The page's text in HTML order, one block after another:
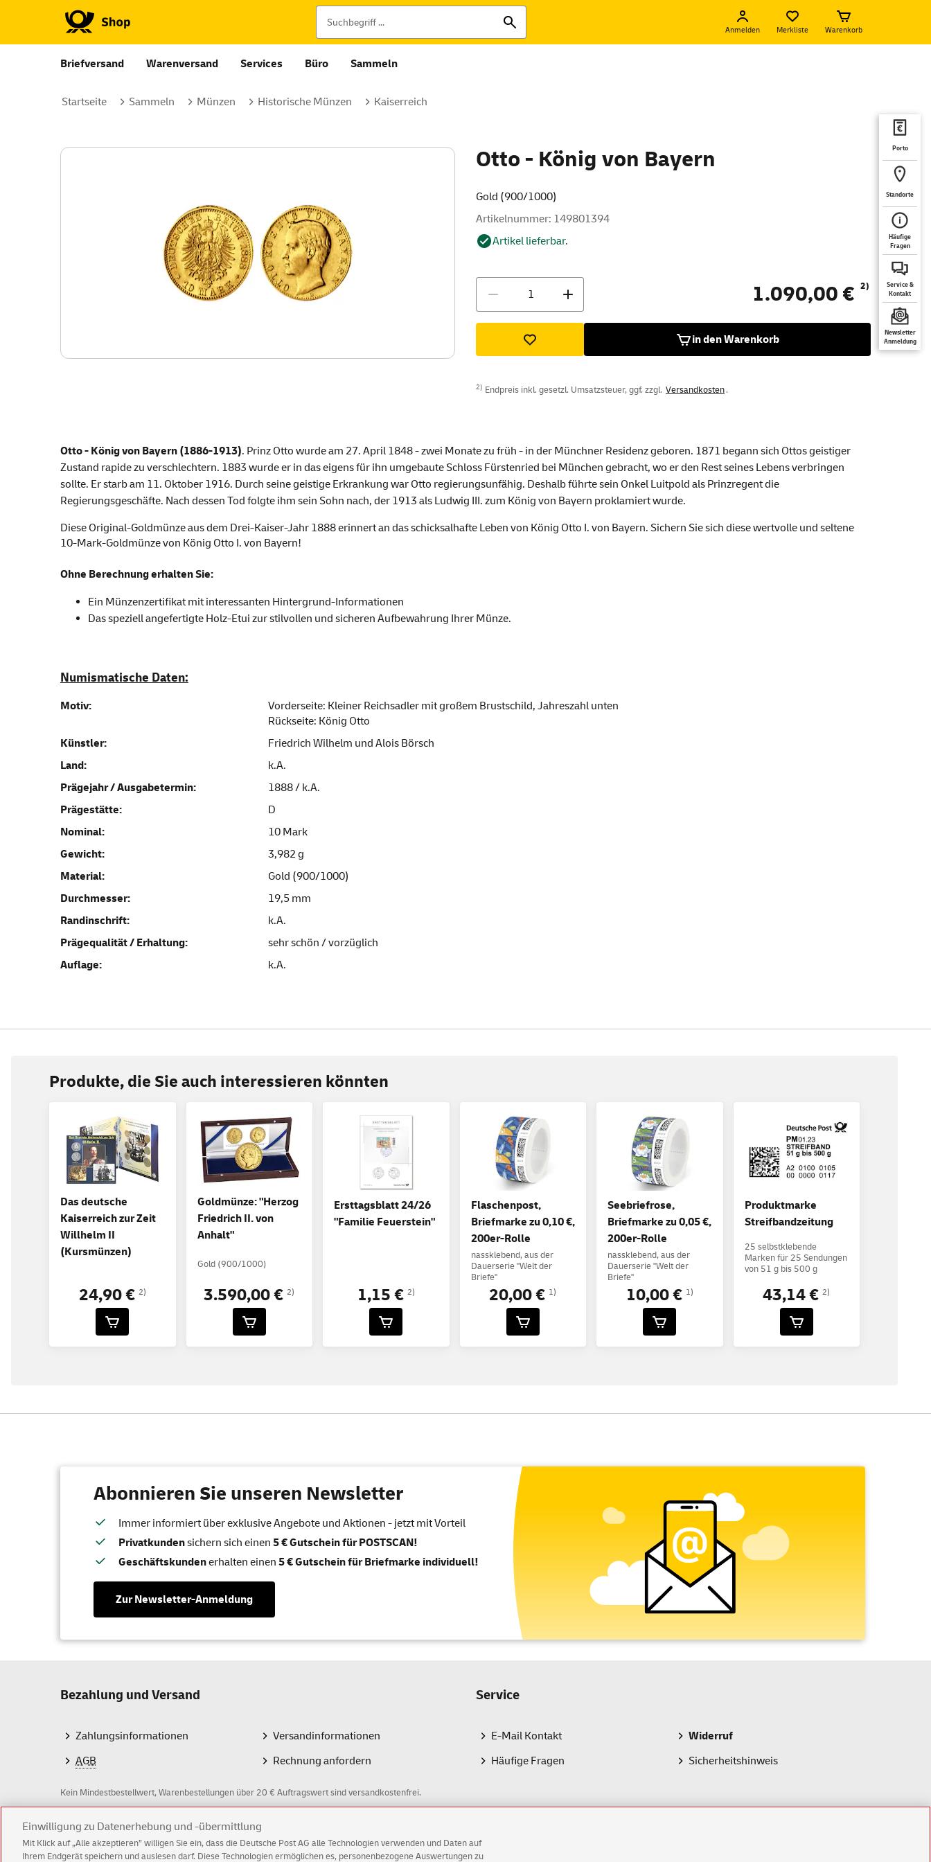
Anmelden Merkliste Warenkorb
Briefversand Warenversand Services Büro Sammeln
Porto
Standorte
Häufige
Fragen
Service &
Kontakt
Newsletter
Anmeldung
Startseite Sammeln Münzen Historische Münzen Kaiserreich
Otto - König von Bayern
Gold (900/1000)
Artikelnummer: 149801394
Artikel lieferbar.
1.090,00 € 2)
in den Warenkorb
2) Endpreis inkl. gesetzl. Umsatzsteuer, ggf. zzgl. Versandkosten.
Otto - König von Bayern (1886-1913). Prinz Otto wurde am 27. April 1848 - zwei Monate zu früh - in der Münchner Residenz geboren. 1871 begann sich Ottos geistiger
Zustand rapide zu verschlechtern. 1883 wurde er in das eigens für ihn umgebaute Schloss Fürstenried bei München gebracht, wo er den Rest seines Lebens verbringen
sollte. Er starb am 11. Oktober 1916. Durch seine geistige Erkrankung war Otto regierungsunfähig. Deshalb führte sein Onkel Luitpold als Prinzregent die
Regierungsgeschäfte. Nach dessen Tod folgte ihm sein Sohn nach, der 1913 als Ludwig III. zum König von Bayern proklamiert wurde.
Diese Original-Goldmünze aus dem Drei-Kaiser-Jahr 1888 erinnert an das schicksalhafte Leben von König Otto I. von Bayern. Sichern Sie sich diese wertvolle und seltene
10-Mark-Goldmünze von König Otto I. von Bayern!
Ohne Berechnung erhalten Sie:
Ein Münzenzertifikat mit interessanten Hintergrund-Informationen
Das speziell angefertigte Holz-Etui zur stilvollen und sicheren Aufbewahrung Ihrer Münze.
Numismatische Daten:
Motiv:
Vorderseite: Kleiner Reichsadler mit großem Brustschild, Jahreszahl unten
Rückseite: König Otto
Künstler:
Friedrich Wilhelm und Alois Börsch
Land:
k.A.
Prägejahr / Ausgabetermin:
1888 / k.A.
Prägestätte:
D
Nominal:
10 Mark
Gewicht:
3,982 g
Material:
Gold (900/1000)
Durchmesser:
19,5 mm
Randinschrift:
k.A.
Prägequalität / Erhaltung:
sehr schön / vorzüglich
Auflage:
k.A.
Produkte, die Sie auch interessieren könnten
Das deutsche
Kaiserreich zur Zeit
Willhelm II
(Kursmünzen)
24,90 € 2)
Goldmünze: "Herzog
Friedrich II. von
Anhalt"
Gold (900/1000)
3.590,00 €2)
Ersttagsblatt 24/26
"Familie Feuerstein"
1,15 € 2)
Flaschenpost,
Briefmarke zu 0,10 €,
200er-Rolle
nassklebend, aus der
Dauerserie "Welt der
Briefe"
20,00 € 1)
Seebriefrose,
Briefmarke zu 0,05 €,
200er-Rolle
nassklebend, aus der
Dauerserie "Welt der
Briefe"
10,00 € 1)
Produktmarke
Streifbandzeitung
25 selbstklebende
Marken für 25 Sendungen
von 51 g bis 500 g
43,14 €2)
Abonnieren Sie unseren Newsletter
Immer informiert über exklusive Angebote und Aktionen - jetzt mit Vorteil
Privatkundensichern sich einen 5 € Gutschein für POSTSCAN!
Geschäftskundenerhalten einen 5 € Gutschein für Briefmarke individuell!
Zur Newsletter-Anmeldung
Bezahlung und Versand
Zahlungsinformationen
AGB
Versandinformationen
Rechnung anfordern
Service
E-Mail Kontakt
Häufige Fragen
Widerruf
Sicherheitshinweis
Kein Mindestbestellwert, Warenbestellungen über 20 € Auftragswert sind versandkostenfrei.
Z
a
Einwilligung zu Datenerhebung und -übermittlung
Mit Klick auf „Alle akzeptieren” willigen Sie ein, dass die Deutsche Post AG alle Technologien verwenden und Daten auf
Ihrem Endgerät speichern und auslesen darf. Diese Technologien ermöglichen es, personenbezogene Auswertungen zu